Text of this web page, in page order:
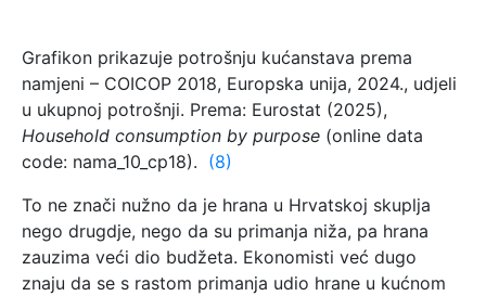
Grafikon prikazuje potrošnju kućanstava prema
namjeni – COICOP 2018, Europska unija, 2024., udjeli
u ukupnoj potrošnji. Prema: Eurostat (2025),
Household consumption by purpose (online data
code: nama_10_cp18). (8)
To ne znači nužno da je hrana u Hrvatskoj skuplja
nego drugdje, nego da su primanja niža, pa hrana
zauzima veći dio budžeta. Ekonomisti već dugo
znaju da se s rastom primanja udio hrane u kućnom